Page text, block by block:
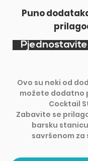
Puno
Pjednostavite
Ovo su neki od
možete dodatno
Cocktail
Zabavite se
barsku
savršenom za